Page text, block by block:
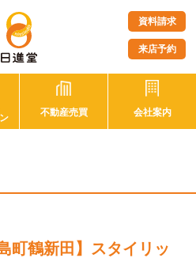
資料請求
来店予約
不動産売買 会社案内
町鶴新田】スタイリッ